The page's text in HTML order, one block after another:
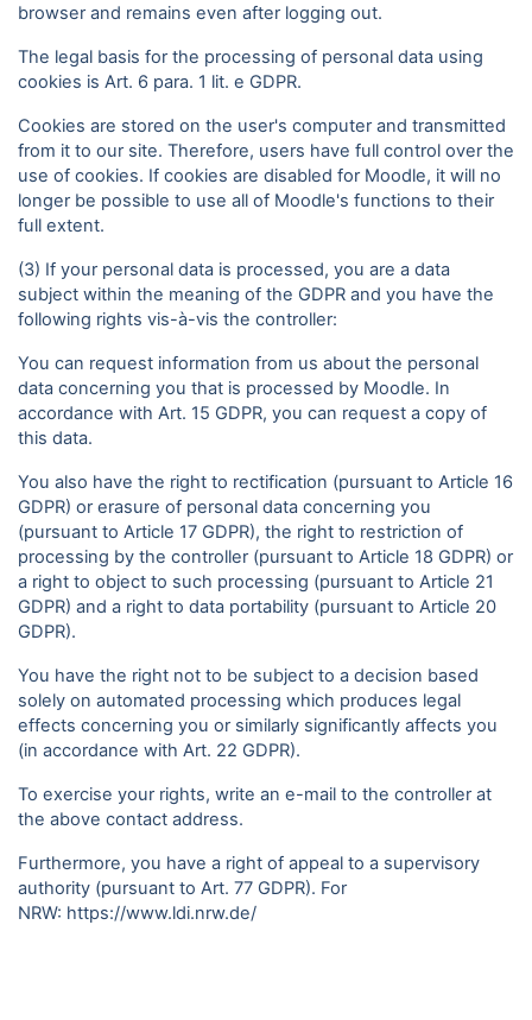
browser and remains even after logging out.
The legal basis for the processing of personal data using
cookies is Art. 6 para. 1 lit. e GDPR.
Cookies are stored on the user's computer and transmitted
from it to our site. Therefore, users have full control over the
use of cookies. If cookies are disabled for Moodle, it will no
longer be possible to use all of Moodle's functions to their
full extent.
(3) If your personal data is processed, you are a data
subject within the meaning of the GDPR and you have the
following rights vis-à-vis the controller:
You can request information from us about the personal
data concerning you that is processed by Moodle. In
accordance with Art. 15 GDPR, you can request a copy of
this data.
You also have the right to rectification (pursuant to Article 16
GDPR) or erasure of personal data concerning you
(pursuant to Article 17 GDPR), the right to restriction of
processing by the controller (pursuant to Article 18 GDPR) or
a right to object to such processing (pursuant to Article 21
GDPR) and a right to data portability (pursuant to Article 20
GDPR).
You have the right not to be subject to a decision based
solely on automated processing which produces legal
effects concerning you or similarly significantly affects you
(in accordance with Art. 22 GDPR).
To exercise your rights, write an e-mail to the controller at
the above contact address.
Furthermore, you have a right of appeal to a supervisory
authority (pursuant to Art. 77 GDPR). For
NRW: https://www.ldi.nrw.de/